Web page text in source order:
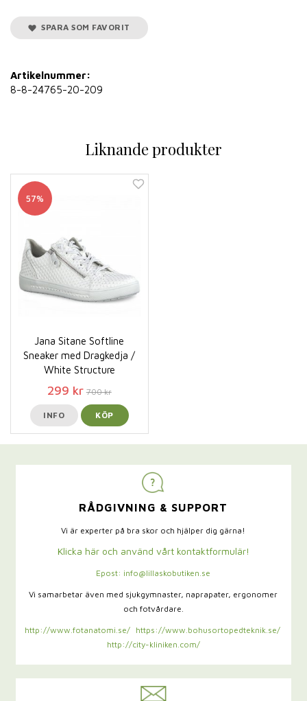
SPARA SOM FAVORIT
Artikelnummer:
8-8-24765-20-209
Liknande produkter
57%
Jana Sitane Softline
Sneaker med Dragkedja /
White Structure
299 kr 700 kr
INFO KÖP
RÅDGIVNING & SUPPORT
Vi är experter på bra skor och hjälper dig gärna!
Klicka här och använd vårt kontaktformulär!
Epost: info@lillaskobutiken.se
Vi samarbetar även med sjukgymnaster, naprapater, ergonomer
och fotvårdare.
http://www.fotanatomi.se/
https://www.bohusortopedteknik.se/
http://city-kliniken.com/